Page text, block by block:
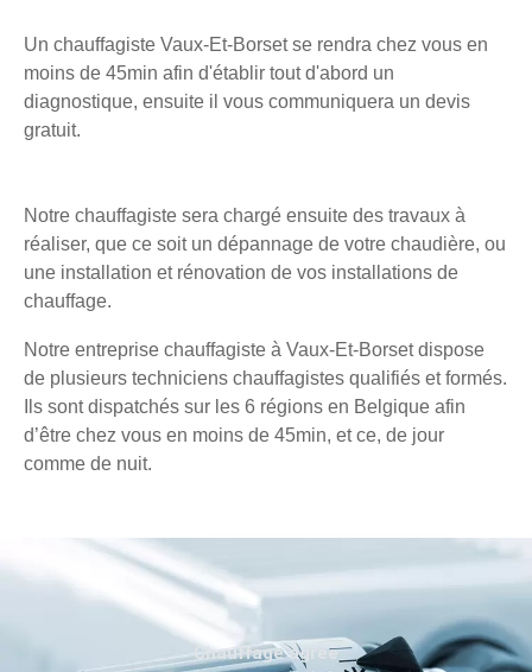
Un chauffagiste Vaux-Et-Borset se rendra chez vous en
moins de 45min afin d'établir tout d'abord un
diagnostique, ensuite il vous communiquera un devis
gratuit.
Notre chauffagiste sera chargé ensuite des travaux à
réaliser, que ce soit un dépannage de votre chaudière, ou
une installation et rénovation de vos installations de
chauffage.
Notre entreprise chauffagiste à Vaux-Et-Borset dispose
de plusieurs techniciens chauffagistes qualifiés et formés.
Ils sont dispatchés sur les 6 régions en Belgique afin
d’être chez vous en moins de 45min, et ce, de jour
comme de nuit.
Chauffage agréé